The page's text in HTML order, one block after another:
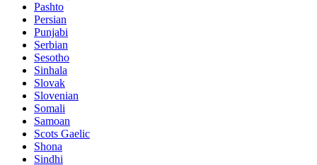
Pashto
Persian
Punjabi
Serbian
Sesotho
Sinhala
Slovak
Slovenian
Somali
Samoan
Scots Gaelic
Shona
Sindhi